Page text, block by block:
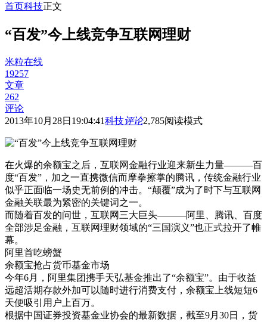
首页科技正文
“百发”今上线竞争互联网理财
米粒在线
19257
文章
262
评论
2013年10月28日19:04:41科技评论2,785阅读模式
在火爆的余额宝之后，互联网金融行业迎来新生力量———百
度“百发”，加之一直携微信而摩拳擦掌的腾讯，传统金融行业
似乎正面临一场史无前例的冲击。“颠覆”成为了时下与互联网
金融关联最为紧密的关键词之一。
而随着百发的问世，互联网三大巨头———阿里、腾讯、百度
全部涉足金融，互联网理财领域的“三国演义”也正式拉开了帷
幕。
阿里首吃螃蟹
余额宝抢占货币基金市场
今年6月，阿里集团携手天弘基金推出了“余额宝”。由于收益
远超活期存款外加可以随时进行消费支付，余额宝上线短短6
天便吸引用户上百万。
根据中国证券投资基金业协会的最新数据，截至9月30日，货